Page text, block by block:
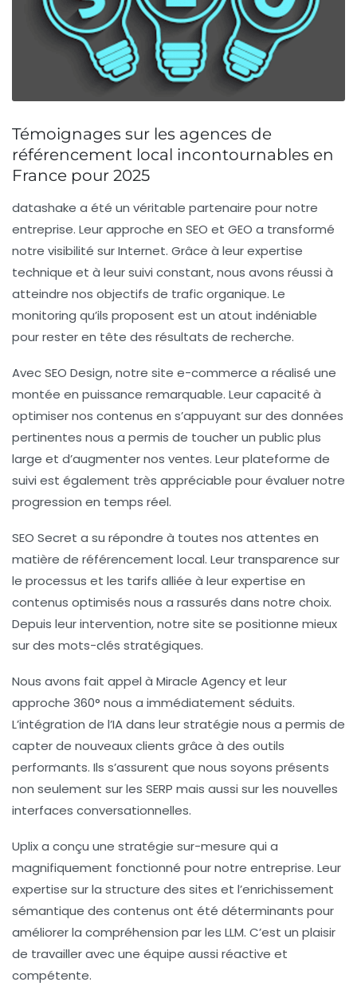
Témoignages sur les agences de
référencement local incontournables en
France pour 2025
datashake a été un véritable partenaire pour notre
entreprise. Leur approche en SEO et GEO a transformé
notre visibilité sur Internet. Grâce à leur expertise
technique et à leur suivi constant, nous avons réussi à
atteindre nos objectifs de trafic organique. Le
monitoring qu’ils proposent est un atout indéniable
pour rester en tête des résultats de recherche.
AvecSEO Design, notre site e-commerce a réalisé une
montée en puissance remarquable. Leur capacité à
optimiser nos contenus en s’appuyant sur des données
pertinentes nous a permis de toucher un public plus
large et d’augmenter nos ventes. Leur plateforme de
suivi est également très appréciable pour évaluer notre
progression en temps réel.
SEO Secret a su répondre à toutes nos attentes en
matière de référencement local. Leur transparence sur
le processus et les tarifs alliée à leur expertise en
contenus optimisés nous a rassurés dans notre choix.
Depuis leur intervention, notre site se positionne mieux
sur des mots-clés stratégiques.
Nous avons fait appel à Miracle Agencyet leur
approche 360° nous a immédiatement séduits.
L’intégration de l’IAdans leur stratégie nous a permis de
capter de nouveaux clients grâce à des outils
performants. Ils s’assurent que nous soyons présents
non seulement sur les SERP mais aussi sur les nouvelles
interfaces conversationnelles.
Uplixa conçu une stratégie sur-mesure qui a
magnifiquement fonctionné pour notre entreprise. Leur
expertise sur la structure des sites et l’enrichissement
sémantique des contenus ont été déterminants pour
améliorer la compréhension par les LLM. C’est un plaisir
de travailler avec une équipe aussi réactive et
compétente.